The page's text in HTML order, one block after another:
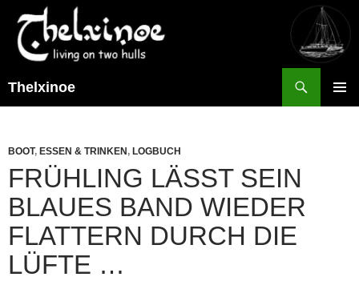
Thelxinoe
BOOT, ESSEN & TRINKEN , LOGBUCH
FRÜHLING LÄSST SEIN
BLAUES BAND WIEDER
FLATTERN DURCH DIE
LÜFTE …